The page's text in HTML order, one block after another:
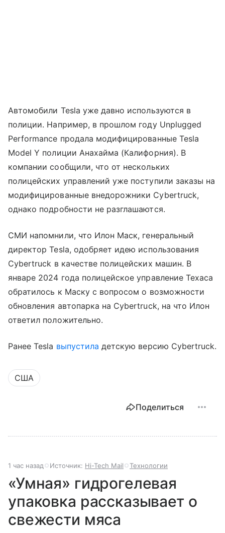
Автомобили Tesla уже давно используются в
полиции. Например, в прошлом году Unplugged
Performance продала модифицированные Tesla
Model Y полиции Анахайма (Калифорния). В
компании сообщили, что от нескольких
полицейских управлений уже поступили заказы на
модифицированные внедорожники Cybertruck,
однако подробности не разглашаются.
СМИ напомнили, что Илон Маск, генеральный
директор Tesla, одобряет идею использования
Cybertruck в качестве полицейских машин. В
январе 2024 года полицейское управление Техаса
обратилось к Маску с вопросом о возможности
обновления автопарка на Cybertruck, на что Илон
ответил положительно.
Ранее Tesla выпустила детскую версию Cybertruck.
США
Поделиться
1 час назад Источник: Hi-Tech Mail Технологии
«Умная» гидрогелевая
упаковка рассказывает о
свежести мяса